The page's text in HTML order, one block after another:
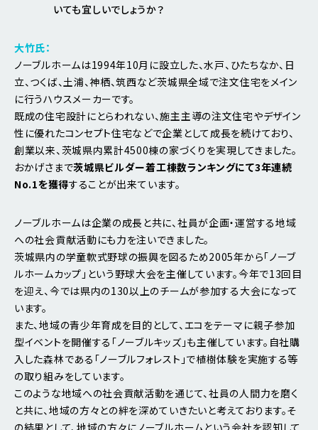
いても宜しいでしょうか？
大竹氏：
ノーブルホームは1994年10月に設立した、水戸、ひたちなか、日
立、つくば、土浦、神栖、筑西など茨城県全域で注文住宅をメイン
に行うハウスメーカーです。
既成の住宅設計にとらわれない、施主主導の注文住宅やデザイン
性に優れたコンセプト住宅などで企業として成長を続けており、
創業以来、茨城県内累計4500棟の家づくりを実現してきました。
おかげさまで茨城県ビルダー着工棟数ランキングにて3年連続
No.1を獲得することが出来ています。
ノーブルホームは企業の成長と共に、社員が企画・運営する地域
への社会貢献活動にも力を注いできました。
茨城県内の学童軟式野球の振興を図るため2005年から「ノーブ
ルホームカップ」という野球大会を主催しています。今年で13回目
を迎え、今では県内の130以上のチームが参加する大会になって
います。
また、地域の青少年育成を目的として、エコをテーマに親子参加
型イベントを開催する「ノーブルキッズ」も主催しています。自社購
入した森林である「ノーブルフォレスト」で植樹体験を実施する等
の取り組みをしています。
このような地域への社会貢献活動を通じて、社員の人間力を磨く
と共に、地域の方々との絆を深めていきたいと考えております。そ
の結果として、地域の方々にノーブルホームという会社を認知して